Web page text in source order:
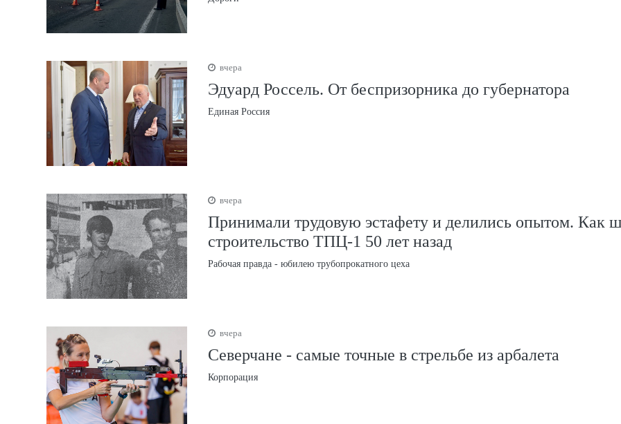
вчера
Эдуард Россель. От беспризорника до губернатора
Единая Россия
вчера
Принимали трудовую эстафету и делились опытом. Как
строительство ТПЦ-1 50 лет назад
Рабочая правда - юбилею трубопрокатного цеха
вчера
Северчане - самые точные в стрельбе из арбалета
Корпорация